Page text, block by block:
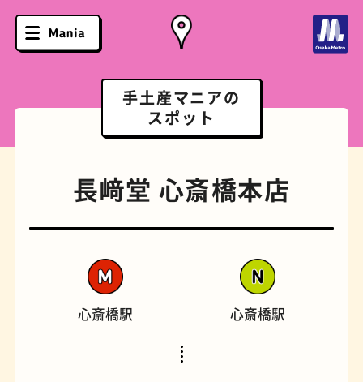
ソフトクリーム スポーツバー
手土産マニアの
スポット
長﨑堂 心斎橋本店
心斎橋駅 心斎橋駅